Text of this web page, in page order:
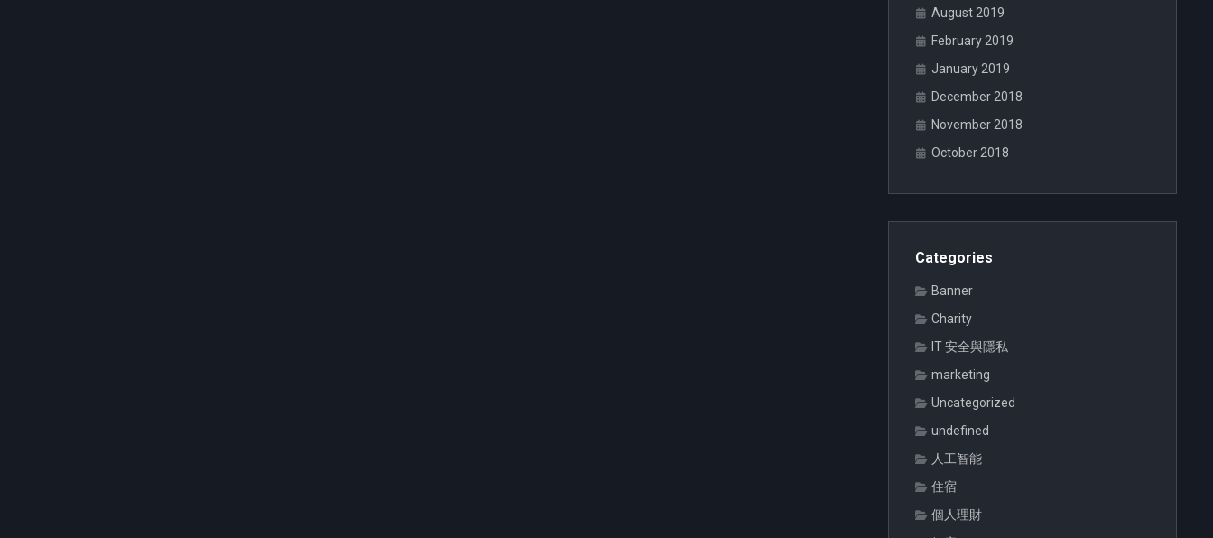
August 2019
February 2019
January 2019
December 2018
November 2018
October 2018
Categories
Banner
Charity
IT 安全與隱私
marketing
Uncategorized
undefined
人工智能
住宿
個人理財